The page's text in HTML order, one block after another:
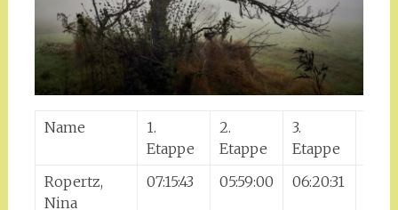
Name
1.
Etappe
2.
Etappe
3.
Etappe
Ropertz,
Nina
07:15:43 05:59:00 06:20:31